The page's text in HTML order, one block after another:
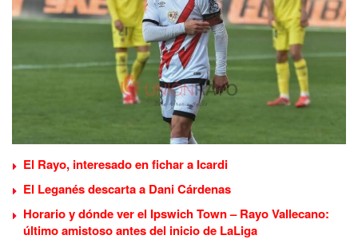
El Rayo, interesado en fichar a Icardi
El Leganés descarta a Dani Cárdenas
Horario y dónde ver el Ipswich Town – Rayo Vallecano:
último amistoso antes del inicio de LaLiga